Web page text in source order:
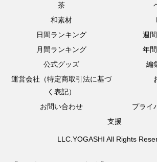
茶
和素材
日間ランキング
週
月間ランキング
年
公式グッズ
編
運営会社（特定商取引法に基づ
く表記）
お問い合わせ
プライ
支援
LLC.YOGASHI All Rights